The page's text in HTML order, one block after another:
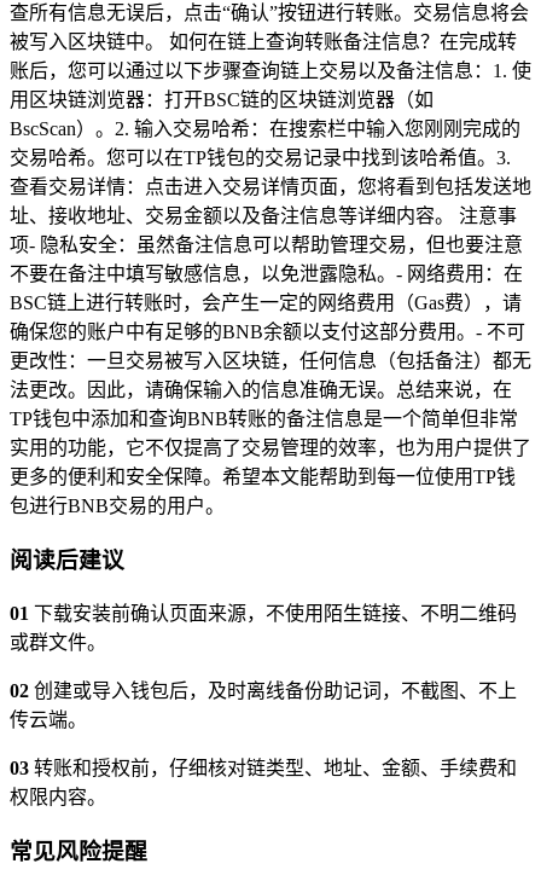
查所有信息无误后，点击“确认”按钮进行转账。交易信息将会
被写入区块链中。 如何在链上查询转账备注信息？在完成转
账后，您可以通过以下步骤查询链上交易以及备注信息：1. 使
用区块链浏览器：打开BSC链的区块链浏览器（如
BscScan）。2. 输入交易哈希：在搜索栏中输入您刚刚完成的
交易哈希。您可以在TP钱包的交易记录中找到该哈希值。3.
查看交易详情：点击进入交易详情页面，您将看到包括发送地
址、接收地址、交易金额以及备注信息等详细内容。 注意事
项- 隐私安全：虽然备注信息可以帮助管理交易，但也要注意
不要在备注中填写敏感信息，以免泄露隐私。- 网络费用：在
BSC链上进行转账时，会产生一定的网络费用（Gas费），请
确保您的账户中有足够的BNB余额以支付这部分费用。- 不可
更改性：一旦交易被写入区块链，任何信息（包括备注）都无
法更改。因此，请确保输入的信息准确无误。总结来说，在
TP钱包中添加和查询BNB转账的备注信息是一个简单但非常
实用的功能，它不仅提高了交易管理的效率，也为用户提供了
更多的便利和安全保障。希望本文能帮助到每一位使用TP钱
包进行BNB交易的用户。
阅读后建议
01 下载安装前确认页面来源，不使用陌生链接、不明二维码
或群文件。
02 创建或导入钱包后，及时离线备份助记词，不截图、不上
传云端。
03 转账和授权前，仔细核对链类型、地址、金额、手续费和
权限内容。
常见风险提醒